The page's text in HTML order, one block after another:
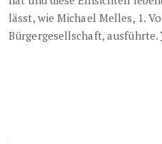
lässt, wie Michael Melles, 1.
Bürgergesellschaft, ausführte.